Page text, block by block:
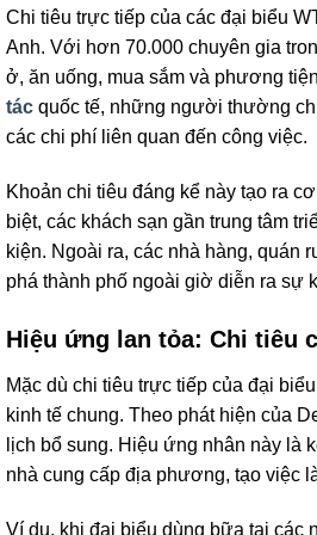
Chi tiêu trực tiếp của các đại biểu
Anh. Với hơn 70.000 chuyên gia
ở, ăn uống, mua sắm và phương
tác quốc tế, những người thường
các chi phí liên quan đến công việc.
Khoản chi tiêu đáng kể này tạo ra
biệt, các khách sạn gần trung tâm
kiện. Ngoài ra, các nhà hàng,
phá thành phố ngoài giờ diễn ra sự
Hiệu ứng lan tỏa: Chi tiêu
Mặc dù chi tiêu trực tiếp của đại
kinh tế chung. Theo phát hiện của
lịch bổ sung. Hiệu ứng nhân này là
nhà cung cấp địa phương, tạo việc
Ví dụ, khi đại biểu dùng bữa tại các